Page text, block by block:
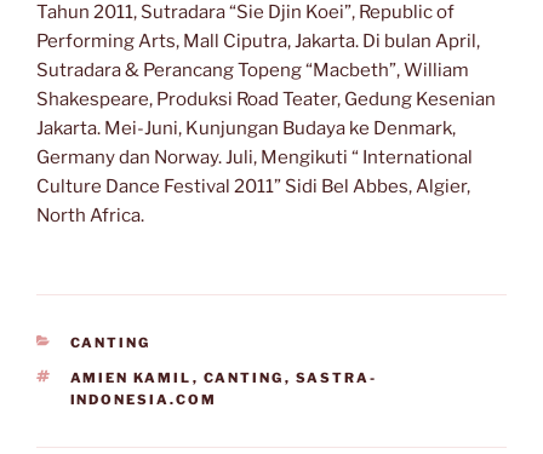
Tahun 2011, Sutradara “Sie Djin Koei”, Republic of
Performing Arts, Mall Ciputra, Jakarta. Di bulan April,
Sutradara & Perancang Topeng “Macbeth”, William
Shakespeare, Produksi Road Teater, Gedung Kesenian
Jakarta. Mei-Juni, Kunjungan Budaya ke Denmark,
Germany dan Norway. Juli, Mengikuti “ International
Culture Dance Festival 2011” Sidi Bel Abbes, Algier,
North Africa.
CATEGORIES
CANTING
TAGS
AMIEN KAMIL , CANTING , SASTRA-
INDONESIA.COM